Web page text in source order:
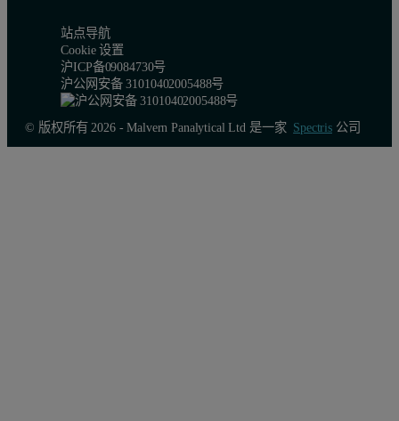
站点导航
Cookie 设置
沪ICP备09084730号
沪公网安备 31010402005488号
© 版权所有 2026 - Malvern Panalytical Ltd 是一家 Spectris公司